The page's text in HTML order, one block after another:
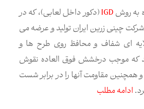
به روشIGD(دکور داخل لعابی)، که در
شرکت چینی زرین ایران تولید و عرضه می
ای شفاف و محافظ روی طرح ها و
که موجب درخشش فوق العاده نقوش
مقاومت آنها را در برابر شست
ادامه مطلب